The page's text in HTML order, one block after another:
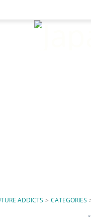
ADDICTS > CATEGORIES